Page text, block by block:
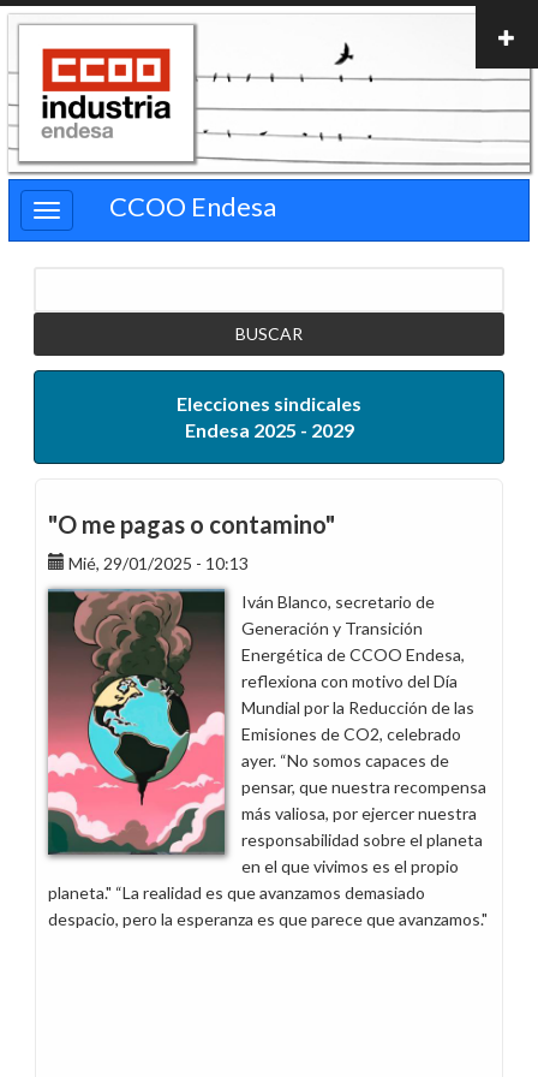
Pasar
contenido
principal
CCOO Endesa
Elecciones sindicales
Endesa 2025 - 2029
"O me pagas o contamino"
Mié, 29/01/2025 - 10:13
Iván Blanco, secretario de
Generación y Transición
Energética de CCOO Endesa,
reflexiona con motivo del Día
Mundial por la Reducción de las
Emisiones de CO2, celebrado
ayer. “No somos capaces de
pensar, que nuestra recompensa
más valiosa, por ejercer nuestra
responsabilidad sobre el planeta
en el que vivimos es el propio
planeta." “La realidad es que avanzamos demasiado
despacio, pero la esperanza es que parece que avanzamos."